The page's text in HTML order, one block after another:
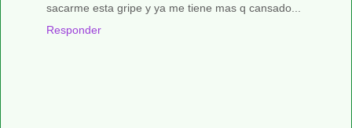
sacarme esta gripe y ya me tiene mas q cansado...
Responder